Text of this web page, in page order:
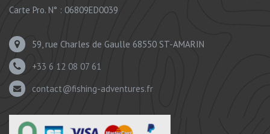
Carte Pro. N° : 06809ED0039
59, rue Charles de Gaulle 68550 ST-AMARIN
+33 6 12 08 07 61
contact@fishing-adventures.fr